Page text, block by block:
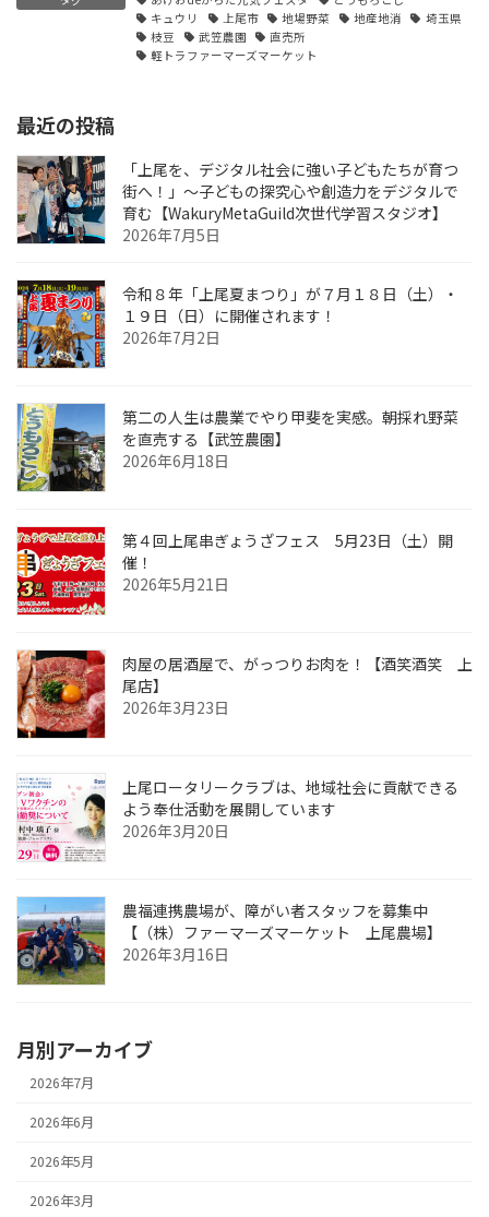
キュウリ
上尾市 地場野菜 地産地消
埼玉県
枝豆
武笠農園
直売所
軽トラファーマーズマーケット
最近の投稿
「上尾を、デジタル社会に強い子どもたちが育つ
街へ！」〜子どもの探究心や創造力をデジタルで
育む【WakuryMetaGuild次世代学習スタジオ】
2026年7月5日
令和８年「上尾夏まつり」が７月１８日（土）・
１９日（日）に開催されます！
2026年7月2日
第二の人生は農業でやり甲斐を実感。朝採れ野菜
を直売する【武笠農園】
2026年6月18日
第４回上尾串ぎょうざフェス 5月23日（土）開
催！
2026年5月21日
肉屋の居酒屋で、がっつりお肉を！【酒笑酒笑 上
尾店】
2026年3月23日
上尾ロータリークラブは、地域社会に貢献できる
よう奉仕活動を展開しています
2026年3月20日
農福連携農場が、障がい者スタッフを募集中
【（株）ファーマーズマーケット 上尾農場】
2026年3月16日
月別アーカイブ
2026年7月
2026年6月
2026年5月
2026年3月